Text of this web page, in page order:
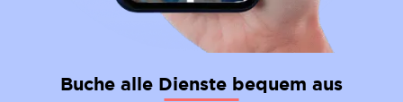
Buche alle Dienste bequem aus